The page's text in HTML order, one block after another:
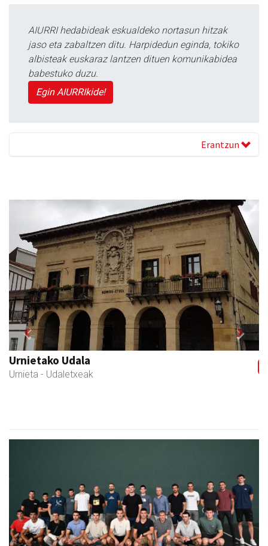
AIURRI hedabideak eskualdeko nortasun hitzak
jaso eta zabaltzen ditu. Harpidedun eginda, tokiko
albisteak euskaraz lantzen dituen komunikabidea
babestuko duzu.
Egin AIURRIkide!
Erantzun
Urnietako Udala
Urnieta - Udaletxeak
Previous Next